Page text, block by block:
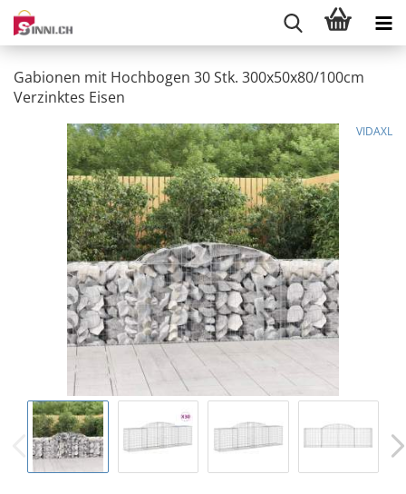
Gabionen mit Hochbogen 30 Stk. 300x50x80/100cm
Verzinktes Eisen
VIDAXL